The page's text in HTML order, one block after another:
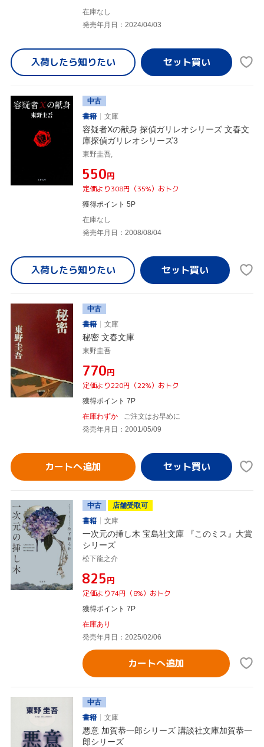
在庫なし
発売年月日：2024/04/03
入荷したら知りたい
中古
書籍
文庫
容疑者Xの献身 探偵ガリレオシリーズ 文春文
庫探偵ガリレオシリーズ3
東野圭吾,
¥550円
定価より308円（35%）おトク
獲得ポイント 5P
在庫なし
発売年月日：2008/08/04
入荷したら知りたい
中古
書籍
文庫
秘密 文春文庫
東野圭吾
¥770円
定価より220円（22%）おトク
獲得ポイント 7P
在庫わずか
ご注文はお早めに
発売年月日：2001/05/09
カートへ追加
中古
店舗受取可
書籍
文庫
一次元の挿し木 宝島社文庫 『このミス』大賞
シリーズ
松下龍之介
¥825円
定価より74円（8%）おトク
獲得ポイント 7P
在庫あり
発売年月日：2025/02/06
カートへ追加
中古
書籍
文庫
悪意 加賀恭一郎シリーズ 講談社文庫加賀恭一
郎シリーズ